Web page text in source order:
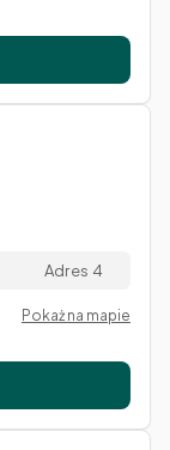
Adres 4
Pokaż na mapie